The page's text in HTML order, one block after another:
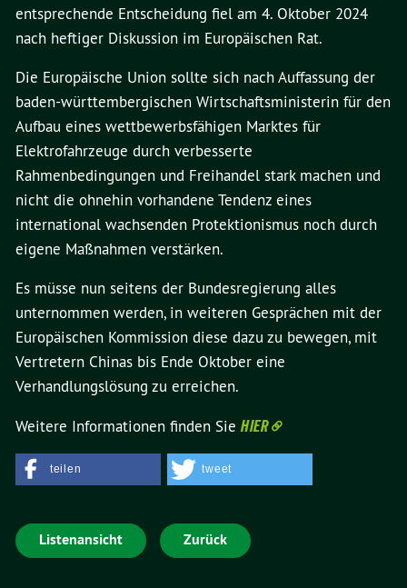
entsprechende Entscheidung fiel am 4. Oktober 2024
nach heftiger Diskussion im Europäischen Rat.
Die Europäische Union sollte sich nach Auffassung der
baden-württembergischen Wirtschaftsministerin für den
Aufbau eines wettbewerbsfähigen Marktes für
Elektrofahrzeuge durch verbesserte
Rahmenbedingungen und Freihandel stark machen und
nicht die ohnehin vorhandene Tendenz eines
international wachsenden Protektionismus noch durch
eigene Maßnahmen verstärken.
Es müsse nun seitens der Bundesregierung alles
unternommen werden, in weiteren Gesprächen mit der
Europäischen Kommission diese dazu zu bewegen, mit
Vertretern Chinas bis Ende Oktober eine
Verhandlungslösung zu erreichen.
Weitere Informationen finden SieHIER
teilen tweet
Listenansicht Zurück